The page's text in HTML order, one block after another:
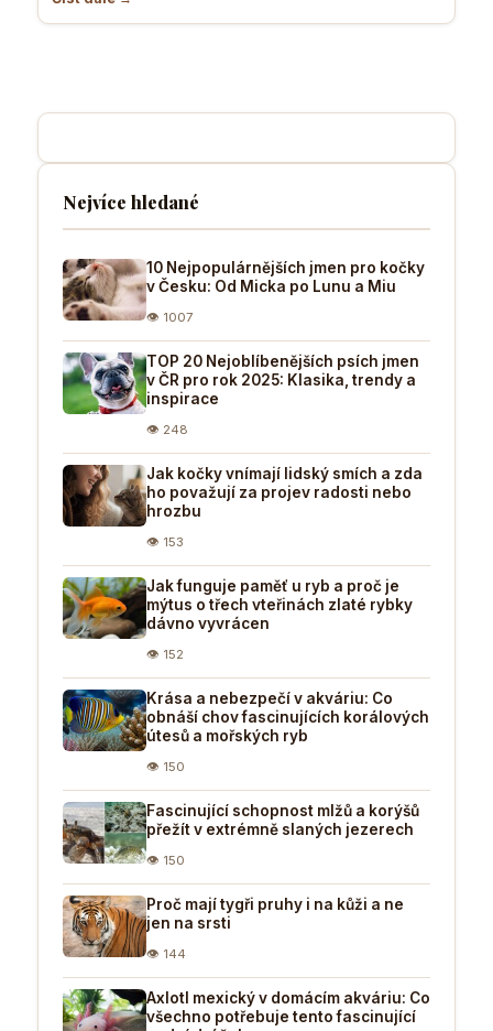
Nejvíce hledané
10 Nejpopulárnějších jmen pro kočky
v Česku: Od Micka po Lunu a Miu
👁 1007
TOP 20 Nejoblíbenějších psích jmen
v ČR pro rok 2025: Klasika, trendy a
inspirace
👁 248
Jak kočky vnímají lidský smích a zda
ho považují za projev radosti nebo
hrozbu
👁 153
Jak funguje paměť u ryb a proč je
mýtus o třech vteřinách zlaté rybky
dávno vyvrácen
👁 152
Krása a nebezpečí v akváriu: Co
obnáší chov fascinujících korálových
útesů a mořských ryb
👁 150
Fascinující schopnost mlžů a korýšů
přežít v extrémně slaných jezerech
👁 150
Proč mají tygři pruhy i na kůži a ne
jen na srsti
👁 144
Axlotl mexický v domácím akváriu: Co
všechno potřebuje tento fascinující